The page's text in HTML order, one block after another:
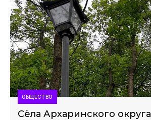
ОБЩЕСТВО
Сёла Архаринского округа